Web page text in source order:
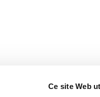
Ce site Web